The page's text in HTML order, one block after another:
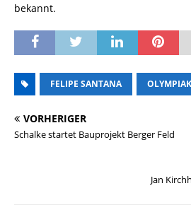
bekannt.
FELIPE SANTANA
VORHERIGER
Schalke startet Bauprojekt Berger Feld
Jan